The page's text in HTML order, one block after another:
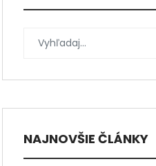
NAJNOVŠIE ČLÁNKY